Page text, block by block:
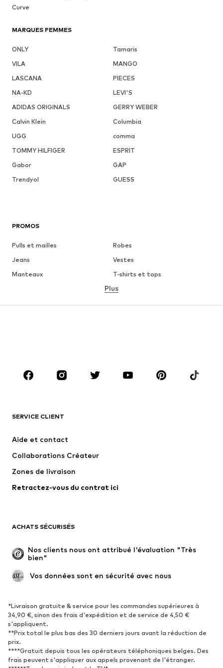
Curve
MARQUES FEMMES
ONLY
Tamaris
VILA
MANGO
LASCANA
PIECES
NA-KD
LEVI'S
ADIDAS ORIGINALS
GERRY WEBER
Calvin Klein
Columbia
UGG
comma
TOMMY HILFIGER
ESPRIT
Gabor
GAP
Trendyol
GUESS
PROMOS
Pulls et mailles
Robes
Jeans
Vestes
Manteaux
T-shirts et tops
Lingerie
Jupes
Blouses et tuniques
Accessoires
Premium
Nouveautés
Lingerie
Manteaux
Jupes
Occasions spéciales
Exclusif
Remise à neuf
Nouveautés
Tendance
Baskets
Bottines
Escarpins et talons hauts
Bottes
Sandales
Chaussures basses
Chaussures de sport
Ballerines
Plus
SERVICE CLIENT
Aide et contact
Collaborations Créateur
Zones de livraison
Retractez-vous du contrat ici
ACHATS SÉCURISÉS
Nos clients nous ont attribué l'évaluation "Très
bien"
Vos données sont en sécurité avec nous
*Livraison gratuite & service pour les commandes supérieures à
34,90 €, sinon des frais d'expédition et de service de 4,50 €
s'appliquent.
**Prix total le plus bas des 30 derniers jours avant la réduction de
prix.
****Gratuit depuis tous les opérateurs téléphoniques belges. Des
frais peuvent s'appliquer aux appels provenant de l'étranger.